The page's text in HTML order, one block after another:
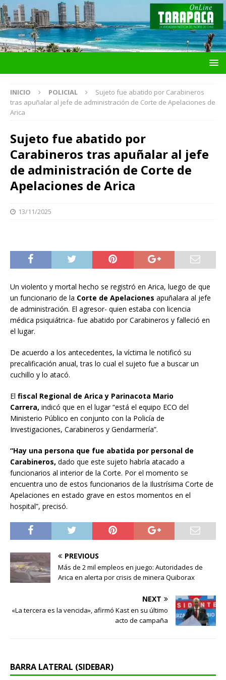
INICIO POLICIAL
Sujeto fue abatido por Carabineros
tras apuñalar al jefe de administración de Corte de Apelaciones de
Arica
Sujeto fue abatido por
Carabineros tras apuñalar al jefe
de administración de Corte de
Apelaciones de Arica
13/11/2025
Un violento y mortal hecho se registró en Arica, luego de que
un funcionario de la Corte de Apelaciones apuñalara al jefe
de administración. El agresor- quien estaba con licencia
médica psiquiátrica- fue abatido por Carabineros y falleció en
el lugar.
De acuerdo a los antecedentes, la víctima le notificó su
precalificación anual, tras lo cual el sujeto fue a buscar un
cuchillo y lo atacó.
El fiscal Regional de Arica y Parinacota Mario
Carrera, indicó que en el lugar “está el equipo ECO del
Ministerio Público en conjunto con la Policía de
Investigaciones, Carabineros y Gendarmería”.
“Hay una persona que fue abatida por personal de
Carabineros, dado que este sujeto habría atacado a
funcionarios al interior de la Corte. Por el momento se
encuentra uno de estos funcionarios de la Ilustrísima Corte de
Apelaciones en estado grave en estos momentos en el
hospital”, precisó.
PREVIOUS
Más de 2 mil empleos en juego: Autoridades de
Arica en alerta por crisis de minera Quiborax
NEXT
«La tercera es la vencida», afirmó Kast en su último
acto de campaña
BARRA LATERAL (SIDEBAR)